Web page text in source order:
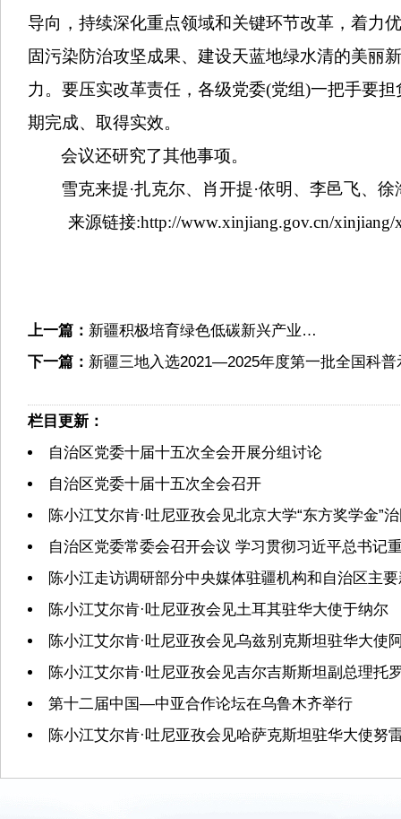
导向，持续深化重点领域和关键环节改革，着力
固污染防治攻坚成果、建设天蓝地绿水清的美丽
力。要压实改革责任，各级党委(党组)一把手要
期完成、取得实效。
会议还研究了其他事项。
雪克来提·扎克尔、肖开提·依明、李邑飞、
来源链接:http://www.xinjiang.gov.cn/xinjiang/
上一篇： 新疆积极培育绿色低碳新兴产业…
下一篇： 新疆三地入选2021—2025年度第一批全国科
栏目更新：
自治区党委十届十五次全会开展分组讨论
自治区党委十届十五次全会召开
陈小江艾尔肯·吐尼亚孜会见北京大学“东方奖学金”
自治区党委常委会召开会议 学习贯彻习近平总书记
陈小江走访调研部分中央媒体驻疆机构和自治区主
陈小江艾尔肯·吐尼亚孜会见土耳其驻华大使于纳尔
陈小江艾尔肯·吐尼亚孜会见乌兹别克斯坦驻华大使
陈小江艾尔肯·吐尼亚孜会见吉尔吉斯斯坦副总理托
第十二届中国—中亚合作论坛在乌鲁木齐举行
陈小江艾尔肯·吐尼亚孜会见哈萨克斯坦驻华大使努